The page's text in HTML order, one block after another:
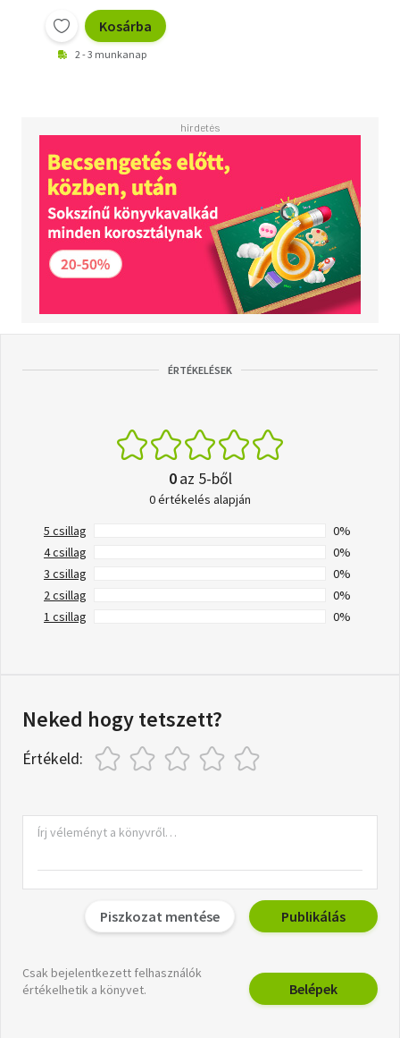
Kosárba
2 - 3 munkanap
ÉRTÉKELÉSEK
0az 5-ből
0 értékelés alapján
5 csillag
0%
4 csillag
0%
3 csillag
0%
2 csillag
0%
1 csillag
0%
Neked hogy tetszett?
Értékeld:
Piszkozat mentése Publikálás
Csak bejelentkezett felhasználók
értékelhetik a könyvet.
Belépek